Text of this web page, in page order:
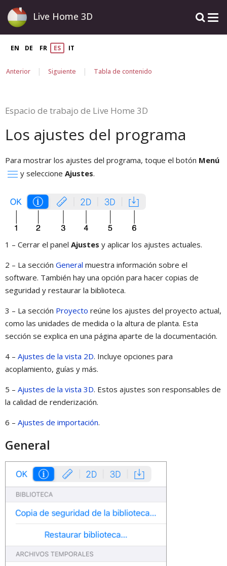
Live Home 3D
EN DE FR ES IT
Anterior | Siguiente | Tabla de contenido
Espacio de trabajo de Live Home 3D
Los ajustes del programa
Para mostrar los ajustes del programa, toque el botón Menú
y seleccione Ajustes.
1 – Cerrar el panel Ajustes y aplicar los ajustes actuales.
2 – La sección General muestra información sobre el
software. También hay una opción para hacer copias de
seguridad y restaurar la biblioteca.
3 – La sección Proyecto reúne los ajustes del proyecto actual,
como las unidades de medida o la altura de planta. Esta
sección se explica en una página aparte de la documentación.
4 – Ajustes de la vista 2D. Incluye opciones para
acoplamiento, guías y más.
5 – Ajustes de la vista 3D. Estos ajustes son responsables de
la calidad de renderización.
6 – Ajustes de importación.
General